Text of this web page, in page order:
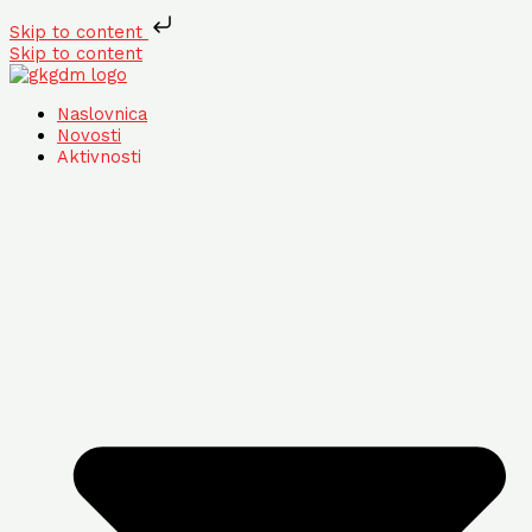
Skip to content
Skip to content
Naslovnica
Novosti
Aktivnosti